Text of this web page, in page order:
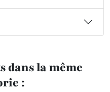
dans la même
: